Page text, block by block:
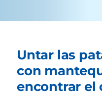
Untar las
con
encontrar el